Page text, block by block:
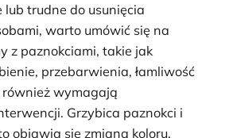
lub trudne do usunięcia
warto umówić się na
z paznokciami, takie jak
przebarwienia, łamliwość
wymagają
Grzybica paznokci i
objawia się zmianą koloru,